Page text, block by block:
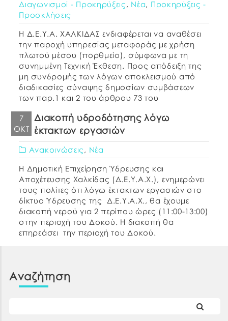
Διαγωνισμοί - Προκηρύξεις , Νέα, Προκηρύξεις -
Προσκλήσεις
Η Δ.Ε.Υ.Α. ΧΑΛΚΙΔΑΣ ενδιαφέρεται να αναθέσει
την παροχή υπηρεσίας μεταφοράς με χρήση
πλωτού μέσου (πορθμείο), σύμφωνα με τη
συνημμένη Τεχνική Έκθεση. Προς απόδειξη της
μη συνδρομής των λόγων αποκλεισμού από
διαδικασίες σύναψης δημοσίων συμβάσεων
των παρ.1 και 2 του άρθρου 73 του
προσφορά σας, να μας αποστείλετε τα
παρακάτω δικαιολογητικά: […]
7
ΟΚΤ
Διακοπή υδροδότησης λόγω
έκτακτων εργασιών
Ανακοινώσεις , Νέα
Η Δημοτική Επιχείρηση Ύδρευσης και
Αποχέτευσης Χαλκίδας (Δ.Ε.Υ.Α.Χ.), ενημερώνει
τους πολίτες ότι λόγω έκτακτων εργασιών στο
δίκτυο Ύδρευσης της Δ.Ε.Υ.Α.Χ., θα έχουμε
διακοπή νερού για 2 περίπου ώρες (11:00-13:00)
στην περιοχή του Δοκού. Η διακοπή θα
επηρεάσει την περιοχή του Δοκού.
Αναζήτηση